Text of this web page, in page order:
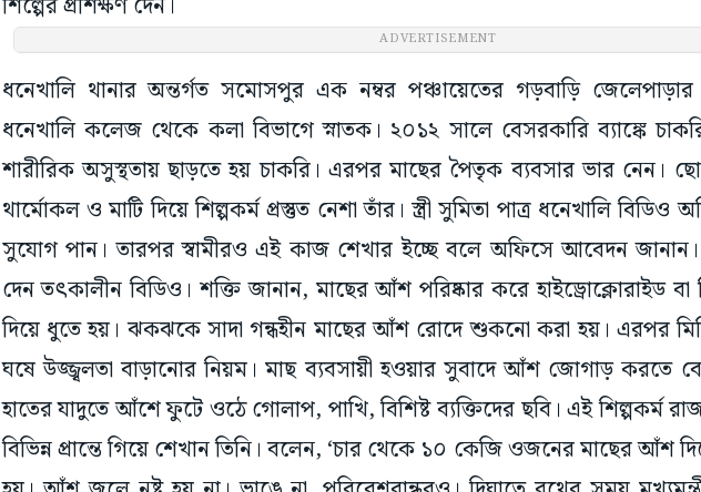
ADVERTISEMENT
ধনেখালি থানার অন্তর্গত সমোসপুর এক নম্বর পঞ্চায়েতের গড়বাড়ি জেলেপাড়ার
ধনেখালি কলেজ থেকে কলা বিভাগে স্নাতক। ২০১২ সালে বেসরকারি ব্যাঙ্কে
শারীরিক অসুস্থতায় ছাড়তে হয় চাকরি। এরপর মাছের পৈতৃক ব্যবসার ভার নেন।
থার্মোকল ও মাটি দিয়ে শিল্পকর্ম প্রস্তুত নেশা তাঁর। স্ত্রী সুমিতা পাত্র ধনেখালি বিডিও
সুযোগ পান। তারপর স্বামীরও এই কাজ শেখার ইচ্ছে বলে অফিসে আবেদন
দেন তৎকালীন বিডিও। শক্তি জানান, মাছের আঁশ পরিষ্কার করে হাইড্রোক্লোরাইড বা
দিয়ে ধুতে হয়। ঝকঝকে সাদা গন্ধহীন মাছের আঁশ রোদে শুকনো করা হয়। এরপর
ঘষে উজ্জ্বলতা বাড়ানোর নিয়ম। মাছ ব্যবসায়ী হওয়ার সুবাদে আঁশ জোগাড় করতে
হাতের যাদুতে আঁশে ফুটে ওঠে গোলাপ, পাখি, বিশিষ্ট ব্যক্তিদের ছবি। এই শিল্পকর্ম
বিভিন্ন প্রান্তে গিয়ে শেখান তিনি। বলেন, ‘চার থেকে ১০ কেজি ওজনের মাছের আঁশ